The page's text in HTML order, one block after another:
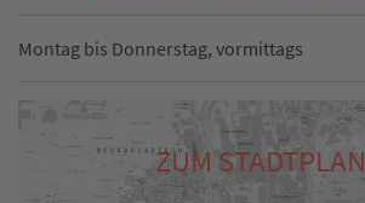
Montag bis Donnerstag, vormittags
ZUM STADTPLAN